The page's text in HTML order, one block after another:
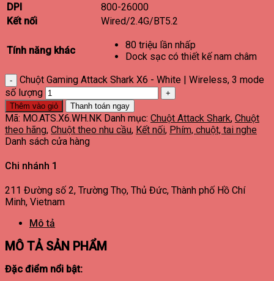
DPI
800-26000
Kết nối
Wired/2.4G/BT5.2
Tính năng khác
80 triệu lần nhấp
Dock sạc có thiết kế nam châm
Chuột Gaming Attack Shark X6 - White | Wireless, 3 mode
số lượng
Thêm vào giỏ Thanh toán ngay
Mã: MO.ATS.X6.WH.NK Danh mục: Chuột Attack Shark, Chuột
theo hãng, Chuột theo nhu cầu, Kết nối, Phím, chuột, tai nghe
Danh sách cửa hàng
Chi nhánh 1
211 Đường số 2, Trường Thọ, Thủ Đức, Thành phố Hồ Chí
Minh, Vietnam
Mô tả
MÔ TẢ SẢN PHẨM
Đặc điểm nổi bật: